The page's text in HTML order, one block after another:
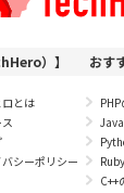
）】
とは
シーポリシー
おす
C++